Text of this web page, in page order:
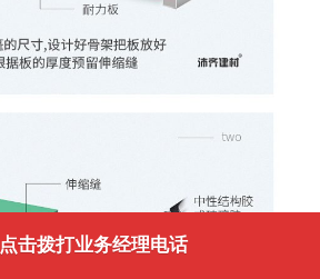
点击拨打业务经理电话